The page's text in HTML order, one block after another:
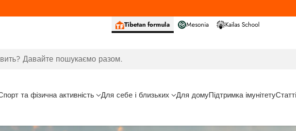
Tibetan formula Mesonia Kailas School
Давайте пошукаємо разом.
та фізична активність Для себе і близьких Для домуПідтримка імунітетуСтатті